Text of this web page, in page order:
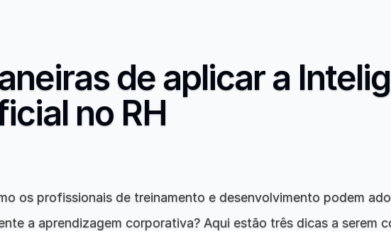
de aplicar a
no RH
os profissionais de treinamento e desenvolvimento podem
a aprendizagem corporativa? Aqui estão três dicas a serem